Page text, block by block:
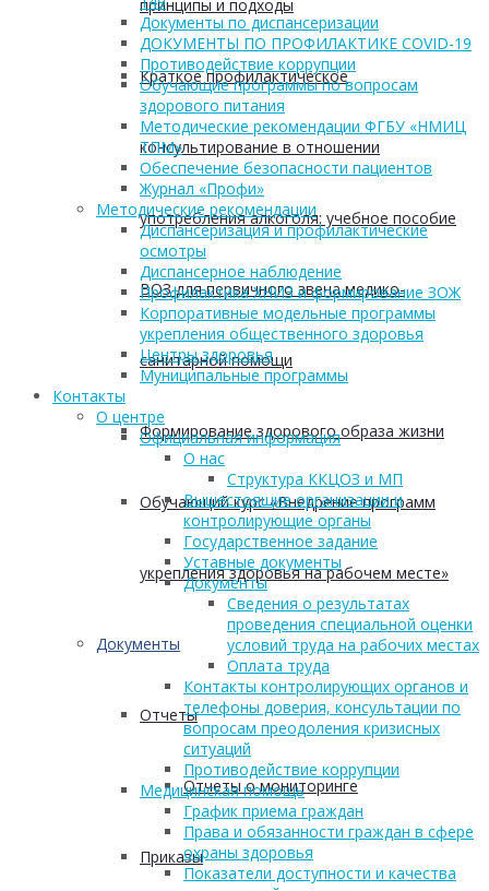
принципы и подходы
Краткое профилактическое
консультирование в отношении
употребления алкоголя: учебное пособие
ВОЗ для первичного звена медико-
санитарной помощи
Формирование здорового образа жизни
Обучающий курс «Внедрение программ
укрепления здоровья на рабочем месте»
Документы
Отчеты
Отчеты о мониторинге
Приказы
Документы по диспансеризации
ДОКУМЕНТЫ ПО ПРОФИЛАКТИКЕ COVID-19
Противодействие коррупции
Обучающие программы по вопросам
здорового питания
Методические рекомендации ФГБУ «НМИЦ
ТПМ»
Обеспечение безопасности пациентов
Журнал «Профи»
Методические рекомендации
Диспансеризация и профилактические
осмотры
Диспансерное наблюдение
Профилактика ХНИЗ и формирование ЗОЖ
Корпоративные модельные программы
укрепления общественного здоровья
Центры здоровья
Муниципальные программы
Контакты
О центре
Официальная информация
О нас
Структура ККЦОЗ и МП
Вышестоящие организации и
контролирующие органы
Государственное задание
Уставные документы
Документы
Сведения о результатах
проведения специальной оценки
условий труда на рабочих местах
Оплата труда
Контакты контролирующих органов и
телефоны доверия, консультации по
вопросам преодоления кризисных
ситуаций
Противодействие коррупции
Медицинская помощь
График приема граждан
Права и обязанности граждан в сфере
охраны здоровья
Показатели доступности и качества